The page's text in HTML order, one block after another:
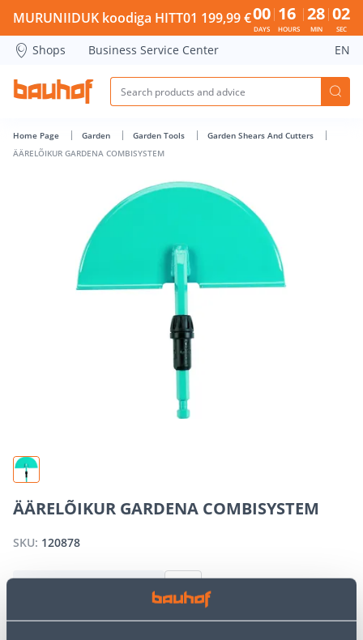
ÄÄRELÕIKUR GARDENA COMBISYSTEM - Bauhof has loaded
MURUNIIDUK koodiga HITT01 199,99 €00
DAYS
16
HOURS
28
MIN
02
SEC
Shops Business Service Center EN
Home Page Garden Garden Tools
Garden Shears And Cutters
ÄÄRELÕIKUR GARDENA COMBISYSTEM
ÄÄRELÕIKUR GARDENA COMBISYSTEM
SKU: 120878